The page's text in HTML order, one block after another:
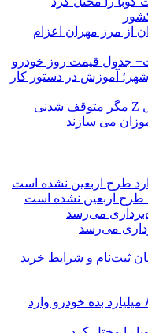
از مرز مهران اعزام
جدول قیمت روز خودرو
آموزش در دستور کار
سیلیکن ولیِ تهران؛ این ایران نسل Z مگر متوقف شدنی
می سازند
می‌رسد
ثبت‌نام و شرایط خرید
کاسبی خارج‌نشین‌ها با سهمیه اقامت / ۸ میلیارد بده خودرو وارد